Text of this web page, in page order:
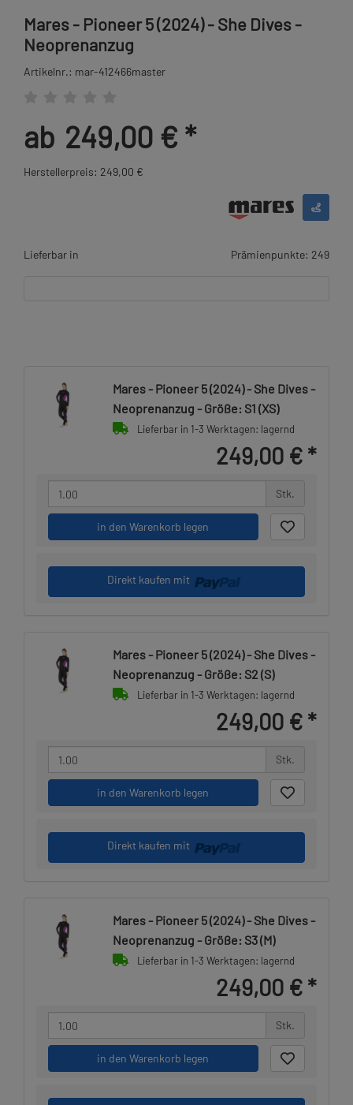
Mares - Pioneer 5 (2024) - She Dives -
Neoprenanzug
Artikelnr.: mar-412466master
ab 249,00 € *
Herstellerpreis: 249,00 €
Lieferbar in Prämienpunkte: 249
Mares - Pioneer 5 (2024) - She Dives -
Neoprenanzug - Größe: S1 (XS)
Lieferbar in 1-3 Werktagen: lagernd
249,00 € *
Stk.
in den Warenkorb legen
Direkt kaufen mit
Mares - Pioneer 5 (2024) - She Dives -
Neoprenanzug - Größe: S2 (S)
Lieferbar in 1-3 Werktagen: lagernd
249,00 € *
Stk.
in den Warenkorb legen
Direkt kaufen mit
Mares - Pioneer 5 (2024) - She Dives -
Neoprenanzug - Größe: S3 (M)
Lieferbar in 1-3 Werktagen: lagernd
249,00 € *
Stk.
in den Warenkorb legen